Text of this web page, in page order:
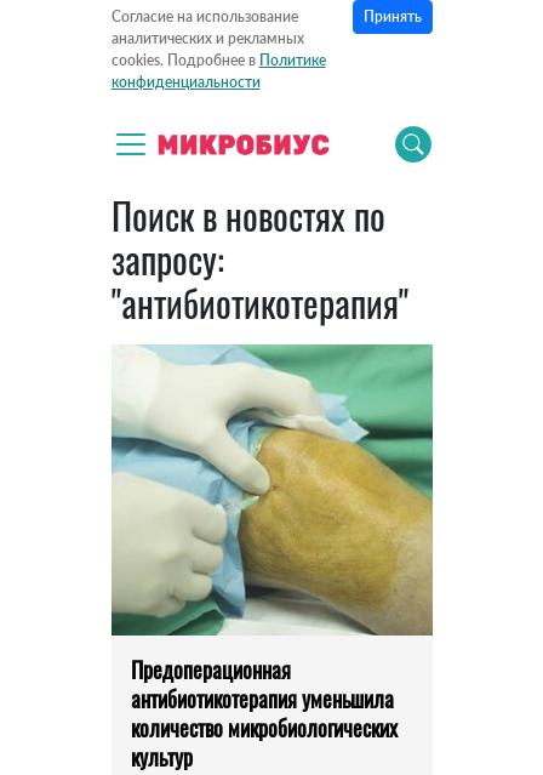
Согласие на использование
аналитических и рекламных
cookies. Подробнее в Политике
конфиденциальности
Принять
Поиск в новостях по
запросу:
"антибиотикотерапия"
Предоперационная
антибиотикотерапия уменьшила
количество микробиологических
культур